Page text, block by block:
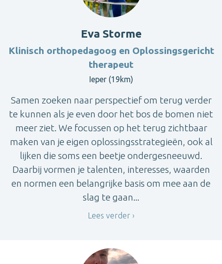
Eva Storme
Klinisch orthopedagoog en Oplossingsgericht
therapeut
Ieper (19km)
Samen zoeken naar perspectief om terug verder
te kunnen als je even door het bos de bomen niet
meer ziet. We focussen op het terug zichtbaar
maken van je eigen oplossingsstrategieën, ook al
lijken die soms een beetje ondergesneeuwd.
Daarbij vormen je talenten, interesses, waarden
en normen een belangrijke basis om mee aan de
slag te gaan...
Lees verder